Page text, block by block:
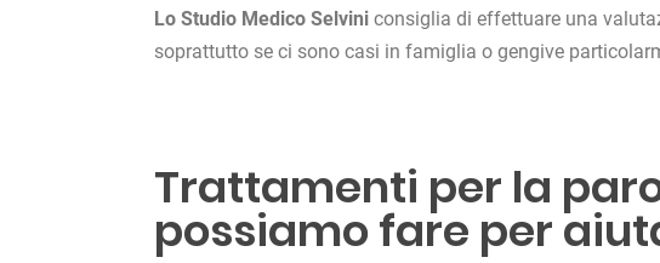
Lo Studio Medico Selvini consiglia di effettuare una
soprattutto se ci sono casi in famiglia o gengive
Trattamenti per la
possiamo fare per